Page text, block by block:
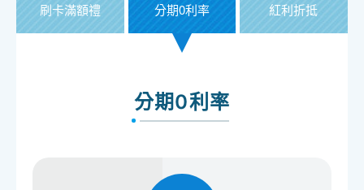
刷卡滿額禮 分期0利率 紅利折抵
分期0利率